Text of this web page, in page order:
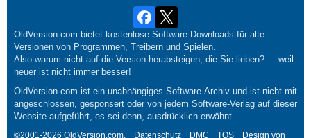
OldVersion.com bietet kostenlose Software-Downloads für alte
Versionen von Programmen, Treibern und Spielen.
Also warum nicht auf die Version herabsteigen, die Sie lieben?.... weil
neuer ist nicht immer besser!
OldVersion.com ist ein unabhängiges Software-Archiv und ist nicht mit
angeschlossen, gesponsert oder von jedem Software-Verlag auf dieser
Website aufgeführt, es sei denn, ausdrücklich erwähnt.
©2001-2026 OldVersion.com. Datenschutz DMC TOS Design von